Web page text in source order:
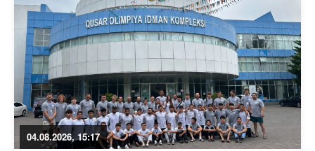
04.08.2026, 15:17